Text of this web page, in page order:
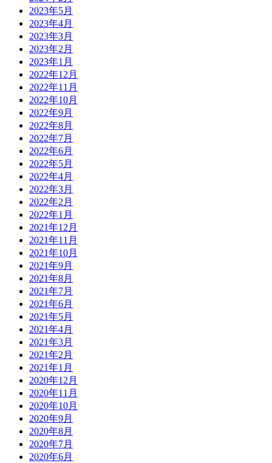
2023年5月
2023年4月
2023年3月
2023年2月
2023年1月
2022年12月
2022年11月
2022年10月
2022年9月
2022年8月
2022年7月
2022年6月
2022年5月
2022年4月
2022年3月
2022年2月
2022年1月
2021年12月
2021年11月
2021年10月
2021年9月
2021年8月
2021年7月
2021年6月
2021年5月
2021年4月
2021年3月
2021年2月
2021年1月
2020年12月
2020年11月
2020年10月
2020年9月
2020年8月
2020年7月
2020年6月